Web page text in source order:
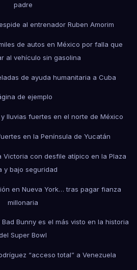
padre
al entrenador Ruben Amorim
de autos en México por falla que
al vehículo sin gasolina
de ayuda humanitaria a Cuba
de ejemplo
lluvias fuertes en el norte de México
en la Península de Yucatán
Victoria con desfile atípico en la Plaza
y bajo seguridad
en Nueva York… tras pagar fianza
millonaria
Bunny es el más visto en la historia
Super Bowl
“acceso total” a Venezuela